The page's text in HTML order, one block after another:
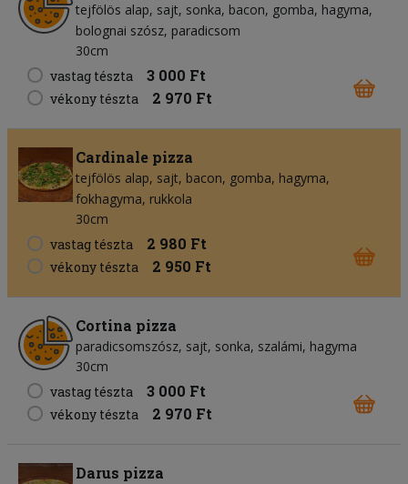
tejfölös alap sajt sonka bacon gomba hagyma
bolognai szósz paradicsom
30cm
vastag tészta
3 000 Ft
vékony tészta 2 970 Ft
Cardinale pizza
tejfölös alap sajt bacon gomba hagyma
fokhagyma rukkola
30cm
vastag tészta
2 980 Ft
vékony tészta 2 950 Ft
Cortina pizza
paradicsomszósz sajt sonka szalámi hagyma
30cm
vastag tészta
3 000 Ft
vékony tészta 2 970 Ft
Darus pizza